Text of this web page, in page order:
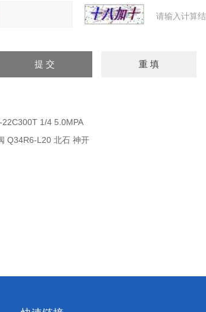
请输入计算
1/4 5.0MPA
Q34R6-L20 北石 神开